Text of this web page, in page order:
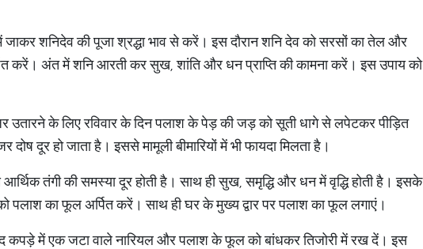
जाकर शनिदेव की पूजा श्रद्धा भाव से करें। इस दौरान शनि देव को सरसों का तेल और
करें। अंत में शनि आरती कर सुख, शांति और धन प्राप्ति की कामना करें। इस उपाय को
उतारने के लिए रविवार के दिन पलाश के पेड़ की जड़ को सूती धागे से लपेटकर पीड़ित
दूर हो जाता है। इससे मामूली बीमारियों में भी फायदा मिलता है।
तंगी की समस्या दूर होती है। साथ ही सुख, समृद्धि और धन में वृद्धि होती है। इसके
पलाश का फूल अर्पित करें। साथ ही घर के मुख्य द्वार पर पलाश का फूल लगाएं।
कपड़े में एक जटा वाले नारियल और पलाश के फूल को बांधकर तिजोरी में रख दें। इस